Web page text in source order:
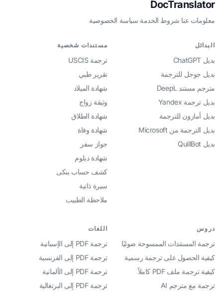
DocTranslator
معلومات عنا·شروط الخدمة·سياسة الخصوصية
البدائل
بديل ChatGPT
بديل جوجل للترجمة
مترجم مستند DeepL
بديل ترجمة Yandex
بديل أمازون للترجمة
بديل الترجمة من Microsoft
بديل QuillBot
مستندات شخصية
ترجمة USCIS
تقرير طبي
شهادة الميلاد
وثيقة زواج
شهادة الطلاق
شهادة وفاة
جواز سفر
شهادة دبلوم
كشف حساب بنكى
سيرة ذاتية
ملاحظة الطبيب
دروس
ترجمة المستندات الممسوحة ضوئيًا
كيفية الحصول على ترجمة رسمية
كيفية ترجمة ملف PDF كاملاً
ترجمة مع مترجم AI
اللغات
ترجمة PDF إلى الإسبانية
ترجمة PDF إلى الفرنسية
ترجمة PDF إلى الألمانية
ترجمة PDF إلى البرتغالية